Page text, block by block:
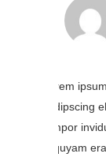
Lorem
sadipscing
tempor
aliquyam